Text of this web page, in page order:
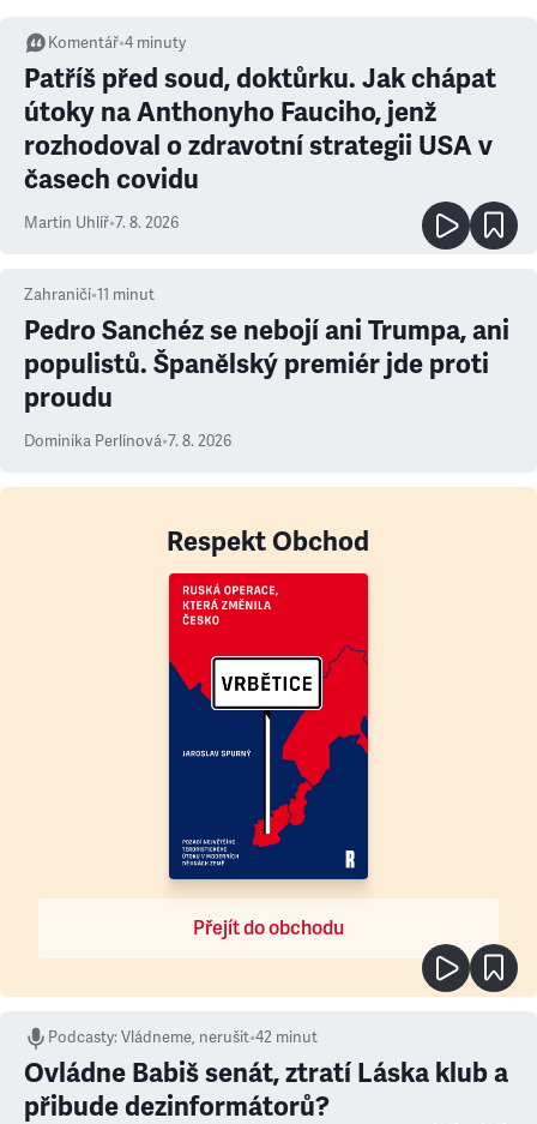
Komentář•4 minuty
Patříš před soud, doktůrku. Jak chápat
útoky na Anthonyho Fauciho, jenž
rozhodoval o zdravotní strategii USA v
časech covidu
Martin Uhlíř•7. 8. 2026
Zahraničí•11 minut
Pedro Sanchéz se nebojí ani Trumpa, ani
populistů. Španělský premiér jde proti
proudu
Dominika Perlínová•7. 8. 2026
Respekt Obchod
Přejít do obchodu
Podcasty:Vládneme, nerušit•42 minut
Ovládne Babiš senát, ztratí Láska klub a
přibude dezinformátorů?